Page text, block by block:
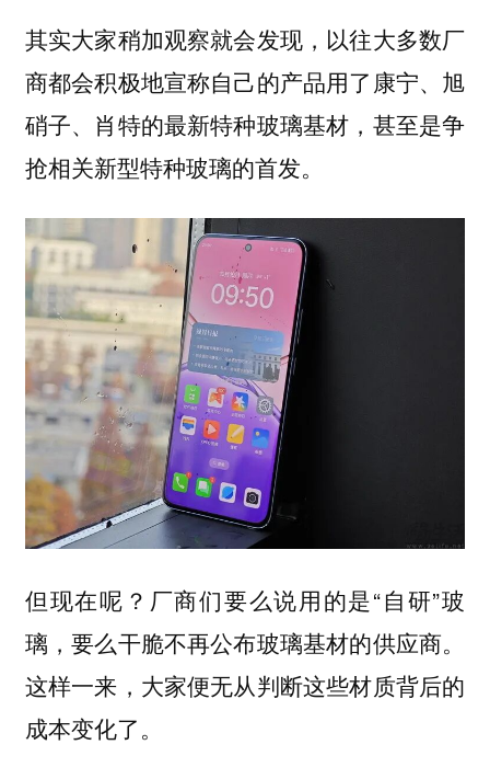
其实大家稍加观察就会发现，以往大多数厂
商都会积极地宣称自己的产品用了康宁、旭
硝子、肖特的最新特种玻璃基材，甚至是争
抢相关新型特种玻璃的首发。
但现在呢？厂商们要么说用的是“自研”玻
璃，要么干脆不再公布玻璃基材的供应商。
这样一来，大家便无从判断这些材质背后的
成本变化了。